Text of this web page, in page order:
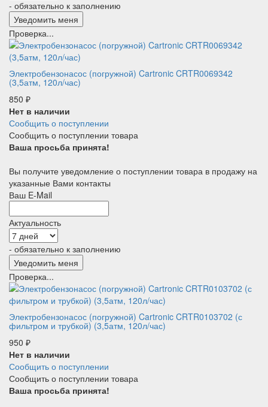
- обязательно к заполнению
Проверка...
Электробензонасос (погружной) Cartronic CRTR0069342
(3,5атм, 120л/час)
850 ₽
Нет в наличии
Сообщить о поступлении
Сообщить о поступлении товара
Ваша просьба принята!
Вы получите уведомление о поступлении товара в продажу на
указанные Вами контакты
Ваш E-Mail
Актуальность
- обязательно к заполнению
Проверка...
Электробензонасос (погружной) Cartronic CRTR0103702 (с
фильтром и трубкой) (3,5атм, 120л/час)
950 ₽
Нет в наличии
Сообщить о поступлении
Сообщить о поступлении товара
Ваша просьба принята!